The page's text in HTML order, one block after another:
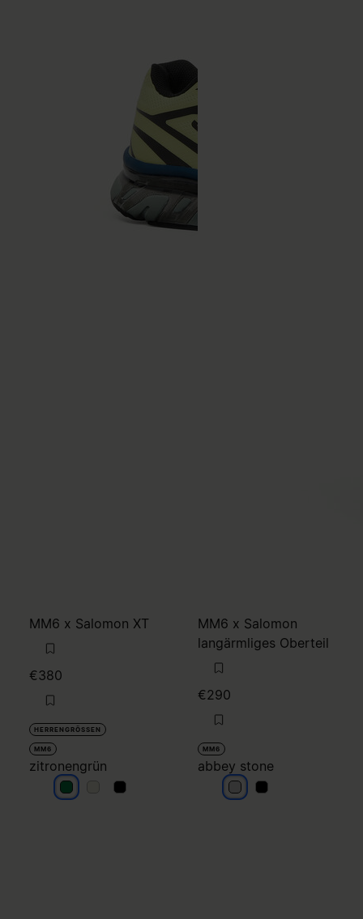
MM6 x Salomon XT
€380
HERRENGRÖSSEN
MM6
zitronengrün
zitronengrün
zitronengrün
zitronengrün
MM6 x Salomon
langärmliges Oberteil
€290
MM6
abbey stone
abbey stone
abbey stone